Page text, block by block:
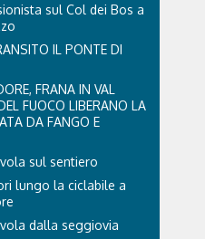
sul Col dei Bos a
IL PONTE DI
FRANA IN VAL
FUOCO LIBERANO LA
DA FANGO E
sul sentiero
lungo la ciclabile a
dalla seggiovia